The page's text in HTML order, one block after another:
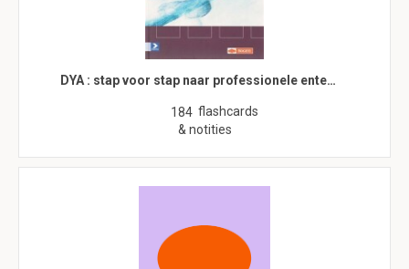
DYA : stap voor stap naar professionele ente…
184 flashcards
& notities